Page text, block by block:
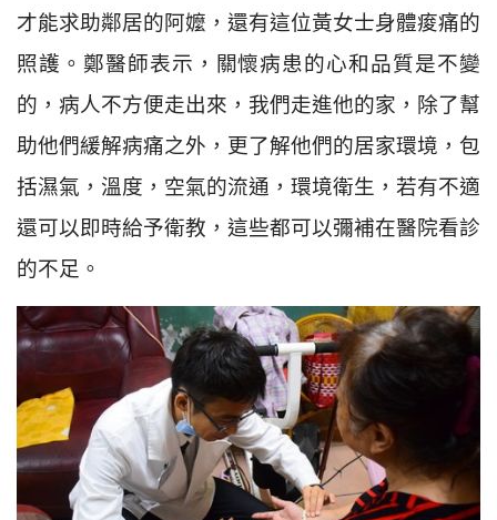
才能求助鄰居的阿嬤，還有這位黃女士身體痠痛的
照護。鄭醫師表示，關懷病患的心和品質是不變
的，病人不方便走出來，我們走進他的家，除了幫
助他們緩解病痛之外，更了解他們的居家環境，包
括濕氣，溫度，空氣的流通，環境衛生，若有不適
還可以即時給予衛教，這些都可以彌補在醫院看診
的不足。